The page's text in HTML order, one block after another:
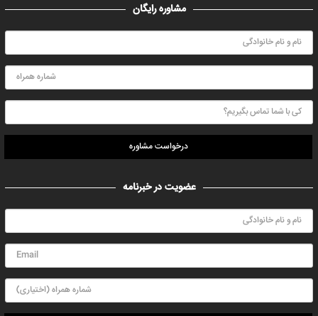
مشاوره رایگان
درخواست مشاوره
عضویت در خبرنامه